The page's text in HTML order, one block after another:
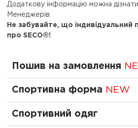
Додаткову інформацію можна
Менеджерів.
Не забувайте, що індивідуальний
про SECO®!
Пошив на замовлення
Спортивна форма NEW
Спортивний одяг